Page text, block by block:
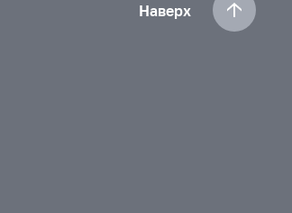
Наверх